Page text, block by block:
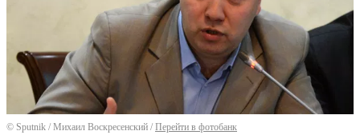
© Sputnik / Михаил Воскресенский / Перейти в фотобанк